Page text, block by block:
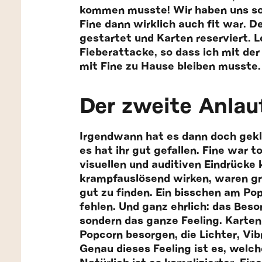
kommen musste! Wir haben uns
Fine dann wirklich auch fit war.
gestartet und Karten reserviert.
Fieberattacke, so dass ich mit
mit Fine zu Hause bleiben
Der zweite
Irgendwann hat es dann doch
es hat ihr gut gefallen. Fine war
visuellen und auditiven
krampfauslösend wirken, waren
gut zu finden. Ein bisschen am
fehlen. Und ganz ehrlich: das
sondern das ganze Feeling.
Popcorn besorgen, die Lichter,
Genau dieses Feeling ist es,